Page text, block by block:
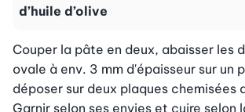
d’huile d’olive
Couper la pâte en deux, abaisser les
ovale à env. 3 mm d'épaisseur sur un
déposer sur deux plaques chemisées
Garnir selon ses envies et cuire selon